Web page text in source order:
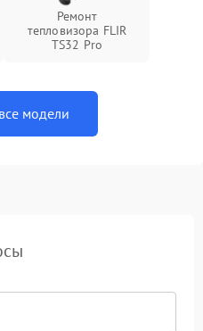
Ремонт
тепловизора FLIR
TS32 Pro
модели